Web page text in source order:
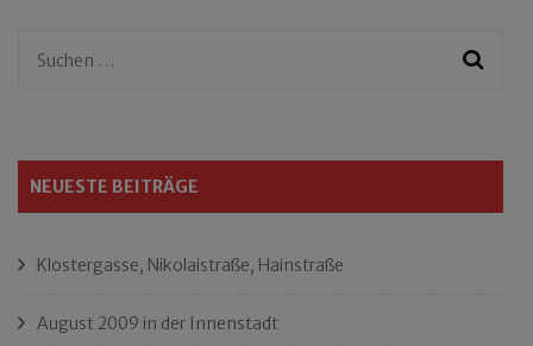
Suchen
NEUESTE BEITRÄGE
Klostergasse, Nikolaistraße, Hainstraße
August 2009 in der Innenstadt